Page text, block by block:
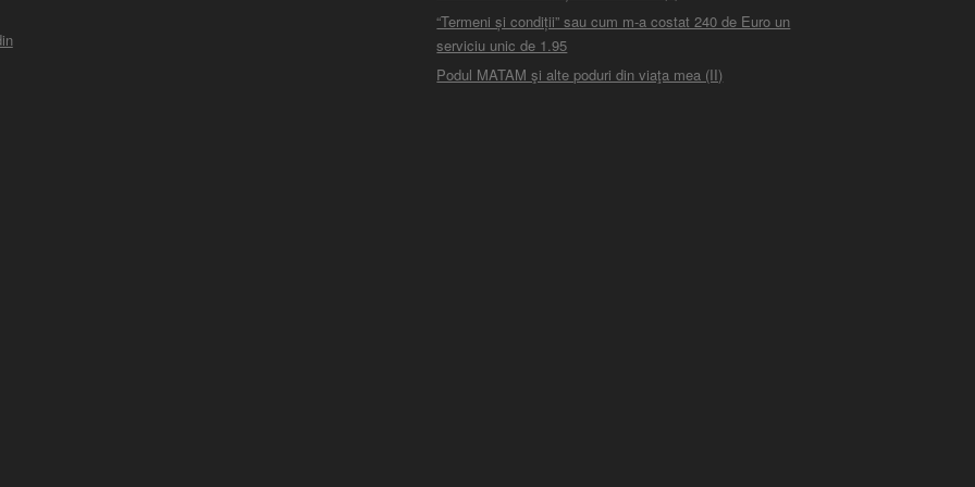
“Termeni și condiții” sau cum m-a costat 240 de Euro un
serviciu unic de 1.95
Podul MATAM şi alte poduri din viaţa mea (II)